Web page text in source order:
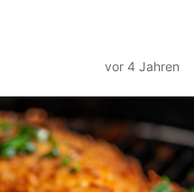
vor 4 Jahren